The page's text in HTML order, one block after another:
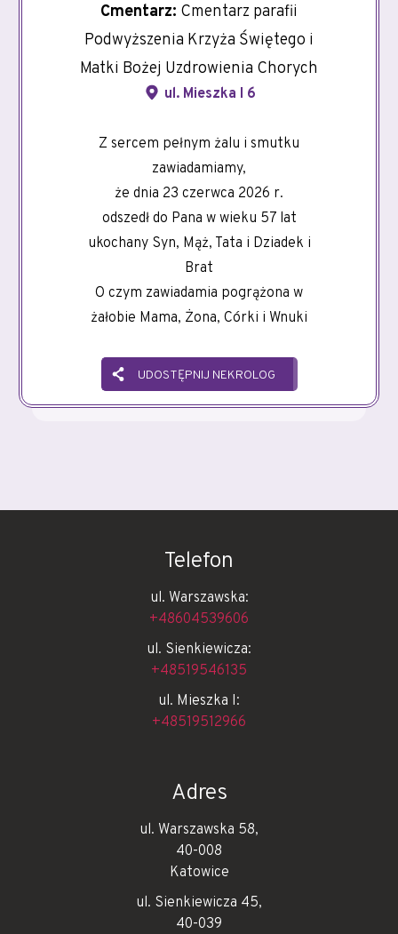
Cmentarz: Cmentarz parafii
Podwyższenia Krzyża Świętego i
Matki Bożej Uzdrowienia Chorych
ul. Mieszka I 6
Z sercem pełnym żalu i smutku
zawiadamiamy,
że dnia 23 czerwca 2026 r.
odszedł do Pana w wieku 57 lat
ukochany Syn, Mąż, Tata i Dziadek i
Brat
O czym zawiadamia pogrążona w
żałobie Mama, Żona, Córki i Wnuki
UDOSTĘPNIJ NEKROLOG
Telefon
ul. Warszawska:
+48604539606
ul. Sienkiewicza:
+48519546135
ul. Mieszka I:
+48519512966
Adres
ul. Warszawska 58,
40-008
Katowice
ul. Sienkiewicza 45,
40-039